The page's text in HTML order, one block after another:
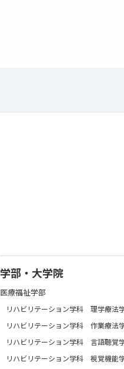
学部・大学院
医療福祉学部
リハビリテーション学科 理学療法
リハビリテーション学科 作業療法
リハビリテーション学科 言語聴覚
リハビリテーション学科 視覚機能